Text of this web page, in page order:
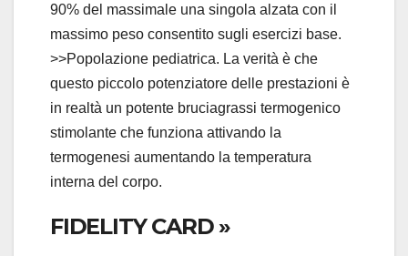
90% del massimale una singola alzata con il
massimo peso consentito sugli esercizi base.
>>Popolazione pediatrica. La verità è che
questo piccolo potenziatore delle prestazioni è
in realtà un potente bruciagrassi termogenico
stimolante che funziona attivando la
termogenesi aumentando la temperatura
interna del corpo.
FIDELITY CARD »